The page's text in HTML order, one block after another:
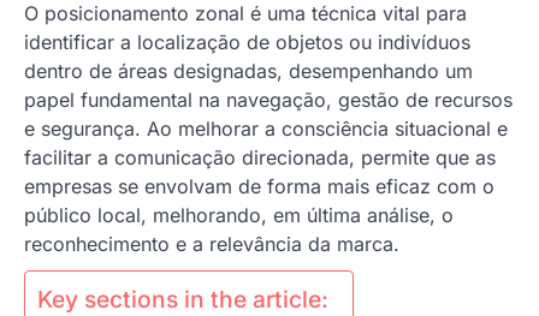
O posicionamento zonal é uma técnica vital para
identificar a localização de objetos ou indivíduos
dentro de áreas designadas, desempenhando um
papel fundamental na navegação, gestão de recursos
e segurança. Ao melhorar a consciência situacional e
facilitar a comunicação direcionada, permite que as
empresas se envolvam de forma mais eficaz com o
público local, melhorando, em última análise, o
reconhecimento e a relevância da marca.
Key sections in the article: